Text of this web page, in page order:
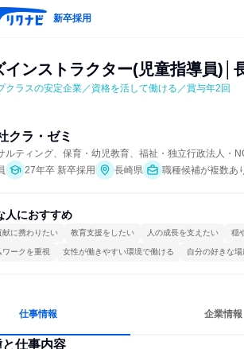
新卒採用
インストラクター(児童指導員)│
クラスの安定企業／資格を活して働ける／賞与年2回
クラ・ゼミ
ルティング、保育・幼児教育、福祉・独立行政法人・
27年卒 新卒採用 長崎県 職種候補が複数あ
人におすすめ
献に携わりたい 教育支援をしたい 人の成長を支えたい 穏
ワークを重視 女性が働きやすい環境で働ける 自分の好きな
仕事情報 企業情報
仕事内容